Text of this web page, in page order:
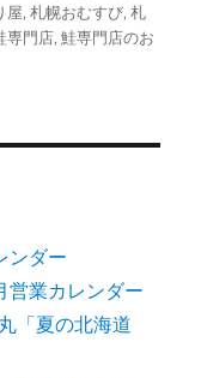
屋,札幌おむすび,札
専門店,鮭専門店のお
ンダー
営業カレンダー
「夏の北海道